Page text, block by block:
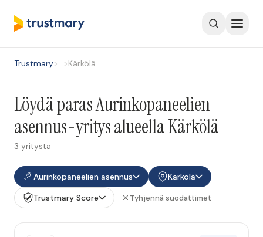
Trustmary>…>Kärkölä
Löydä paras Aurinkopaneelien
asennus-yritys alueella Kärkölä
3 yritystä
Aurinkopaneelien asennus
Kärkölä
Trustmary Score
Tyhjennä suodattimet